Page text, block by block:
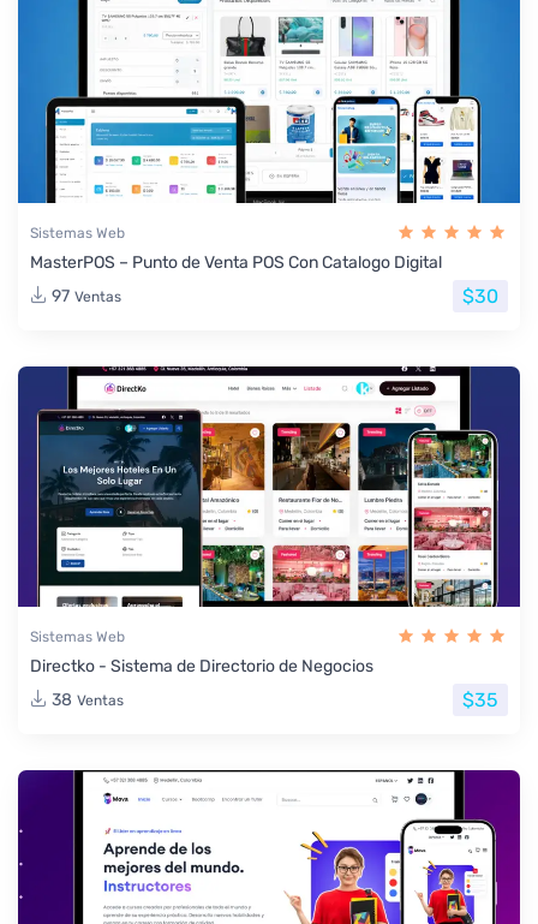
Sistemas Web
MasterPOS – Punto de Venta POS Con Catalogo Digital
97 Ventas $30
Sistemas Web
Directko - Sistema de Directorio de Negocios
38 Ventas $35